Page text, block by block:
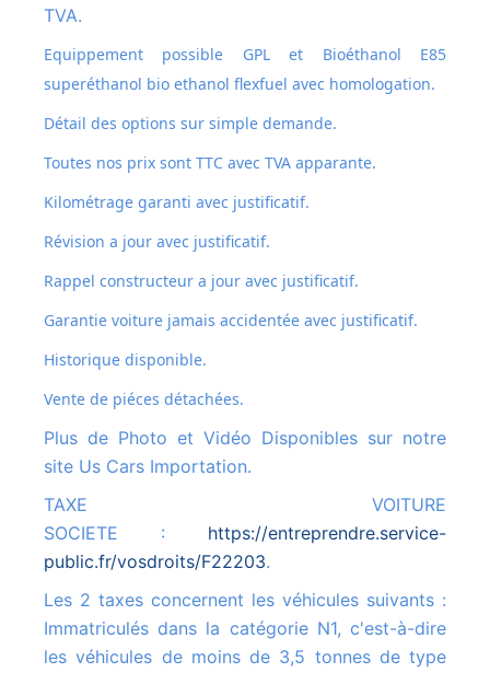
TVA.
Equippement possible GPL et Bioéthanol E85
superéthanol bio ethanol flexfuel avec homologation.
Détail des options sur simple demande.
Toutes nos prix sont TTC avec TVA apparante.
Kilométrage garanti avec justificatif.
Révision a jour avec justificatif.
Rappel constructeur a jour avec justificatif.
Garantie voiture jamais accidentée avec justificatif.
Historique disponible.
Vente de piéces détachées.
Plus de Photo et Vidéo Disponibles sur notre
site Us Cars Importation.
TAXE VOITURE
SOCIETE : https://entreprendre.service-
public.fr/vosdroits/F22203.
Les 2 taxes concernent les véhicules suivants :
Immatriculés dans la catégorie N1, c'est-à-dire
les véhicules de moins de 3,5 tonnes de type